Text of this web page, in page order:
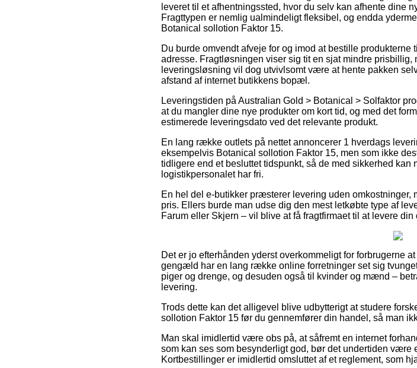
leveret til et afhentningssted, hvor du selv kan afhente dine
Fragttypen er nemlig ualmindeligt fleksibel, og endda
Botanical sollotion Faktor 15.
Du burde omvendt afveje for og imod at bestille
adresse. Fragtløsningen viser sig tit en sjat mindre
leveringsløsning vil dog utvivlsomt være at hente pakken
afstand af internet butikkens bopæl.
Leveringstiden på Australian Gold > Botanical > Solfaktor
at du mangler dine nye produkter om kort tid, og med det
estimerede leveringsdato ved det relevante produkt.
En lang række outlets på nettet annoncerer 1 hverdags
eksempelvis Botanical sollotion Faktor 15, men som ikke
tidligere end et besluttet tidspunkt, så de med sikkerhed kan
logistikpersonalet har fri.
En hel del e-butikker præsterer levering uden
pris. Ellers burde man udse dig den mest letkøbte type af
Farum eller Skjern – vil blive at få fragtfirmaet til at levere
Det er jo efterhånden yderst overkommeligt for forbrugerne
gengæld har en lang række online forretninger set sig
piger og drenge, og desuden også til kvinder og mænd –
levering.
Trods dette kan det alligevel blive udbytterigt at studere
sollotion Faktor 15 før du gennemfører din handel, så man
Man skal imidlertid være obs på, at såfremt en internet
som kan ses som besynderligt god, bør det undertiden være
Kortbestillinger er imidlertid omsluttet af et reglement, som